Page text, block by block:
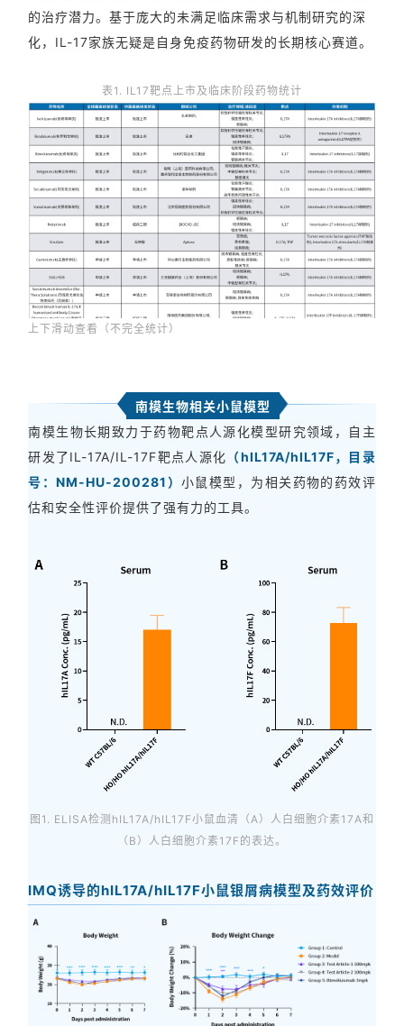
的治疗潜力。基于庞大的未满足临床需求与机制研究的深
化，IL-17家族无疑是自身免疫药物研发的长期核心赛道。
表1. IL17靶点上市及临床阶段药物统计
上下滑动查看（不完全统计）
南模生物相关小鼠模型
南模生物长期致力于药物靶点人源化模型研究领域，自主
研发了IL-17A/IL-17F靶点人源化 （hIL17A/hIL17F，目录
号：NM-HU-200281） 小鼠模型，为相关药物的药效评
估和安全性评价提供了强有力的工具。
图1. ELISA检测hIL17A/hIL17F小鼠血清（A）人白细胞介素17A和
（B）人白细胞介素17F的表达。
IMQ诱导的hIL17A/hIL17F小鼠银屑病模型及药效评价